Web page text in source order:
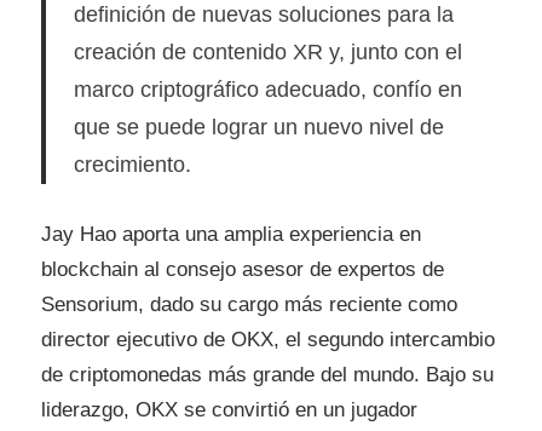
definición de nuevas soluciones para la
creación de contenido XR y, junto con el
marco criptográfico adecuado, confío en
que se puede lograr un nuevo nivel de
crecimiento.
Jay Hao aporta una amplia experiencia en
blockchain al consejo asesor de expertos de
Sensorium, dado su cargo más reciente como
director ejecutivo de OKX, el segundo intercambio
de criptomonedas más grande del mundo. Bajo su
liderazgo, OKX se convirtió en un jugador